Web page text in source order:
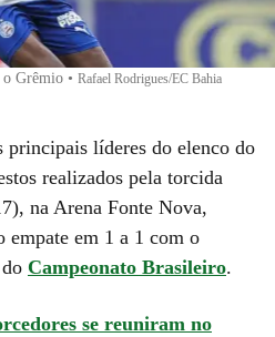
o Grêmio • Rafael Rodrigues/EC Bahia
principais líderes do elenco do
realizados pela torcida
na Arena Fonte Nova,
empate em 1 a 1 com o
Campeonato Brasileiro.
se reuniram no